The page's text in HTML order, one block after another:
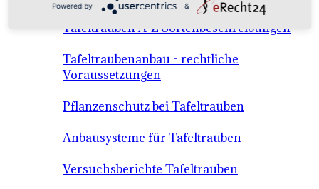
Tafeltrauben A-Z Sortenbeschreibungen
Tafeltraubenanbau - rechtliche
Voraussetzungen
Pflanzenschutz bei Tafeltrauben
Anbausysteme für Tafeltrauben
Versuchsberichte Tafeltrauben
Powered by &